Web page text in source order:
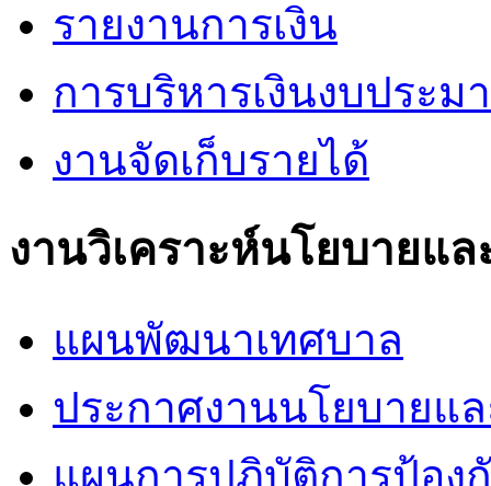
รายงานการเงิน
การบริหารเงินงบประม
งานจัดเก็บรายได้
งานวิเคราะห์นโยบายแ
แผนพัฒนาเทศบาล
ประกาศงานนโยบายแ
แผนการปฎิบัติการป้อง